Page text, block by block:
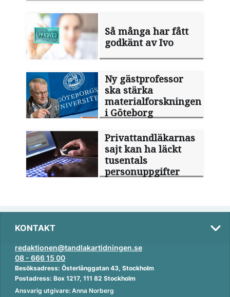
Så många har fått
godkänt av Ivo
Ny gästprofessor
ska stärka
materialforskningen
i Göteborg
Privattandläkarnas
sajt kan ha läckt
tusentals
personuppgifter
KONTAKT
redaktionen@tandlakartidningen.se
08 - 666 15 00
Besöksadress: Österlånggatan 43, Stockholm
Postadress: Box 1217, 111 82 Stockholm
Ansvarig utgivare: Anna Norberg